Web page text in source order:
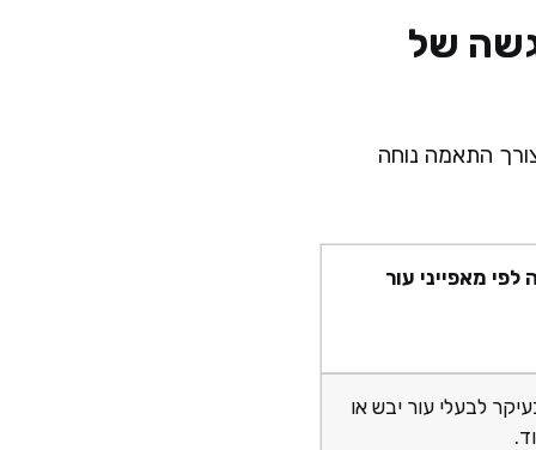
של
התאמה נוחה
מאפייני עור
לבעלי עור יבש או